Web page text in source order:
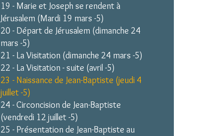
19 - Marie et Joseph se rendent à
Jérusalem (Mardi 19 mars -5)
20 - Départ de Jérusalem (dimanche 24
mars -5)
21 - La Visitation (dimanche 24 mars -5)
22 - La Visitation - suite (avril -5)
23 - Naissance de Jean-Baptiste (jeudi 4
juillet -5)
24 - Circoncision de Jean-Baptiste
(vendredi 12 juillet -5)
25 - Présentation de Jean-Baptiste au